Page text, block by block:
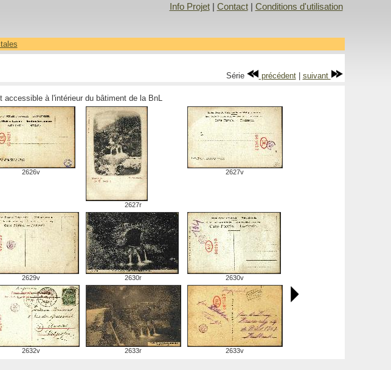
Info Projet| Contact| Conditions d'utilisation
Série précédent| suivant
à l'intérieur du bâtiment de la BnL
2626v
2627r
2627v
2629v 2630r 2630v
2632v 2633r 2633v